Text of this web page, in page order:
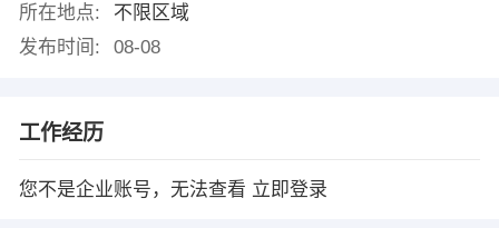
所在地点:
不限区域
发布时间:
08-08
工作经历
您不是企业账号，无法查看 立即登录